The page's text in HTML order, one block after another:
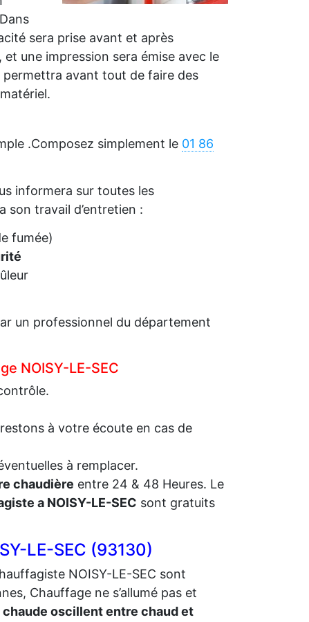
sera prise avant et après
une impression sera émise avec le
avant tout de faire des
.Composez simplement le 01 86
informera sur toutes les
son travail d’entretien :
fumée)
un professionnel du département
NOISY-LE-SEC
à votre écoute en cas de
à remplacer.
chaudière entre 24 & 48 Heures. Le
a NOISY-LE-SEC sont gratuits
LE-SEC (93130)
NOISY-LE-SEC sont
Chauffage ne s’allumé pas et
chaude oscillent entre chaud et